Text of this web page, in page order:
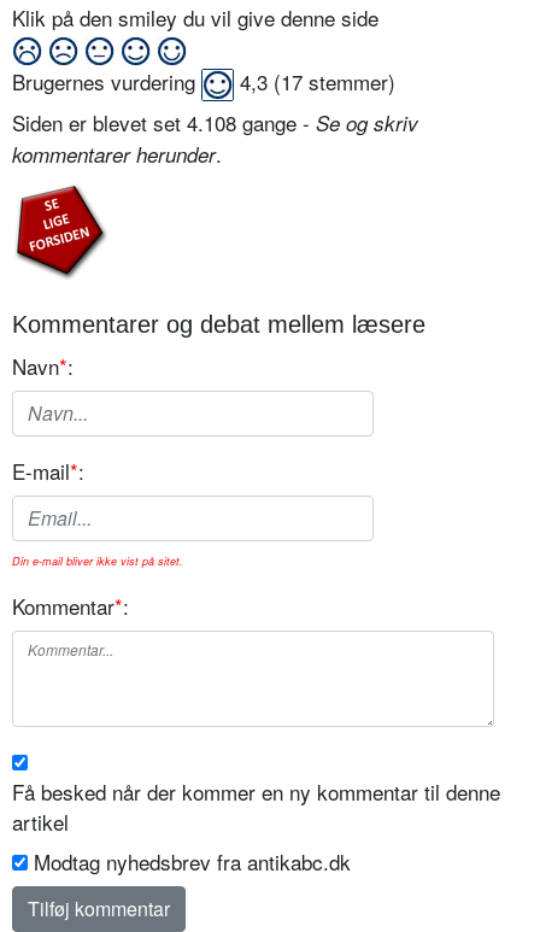
Klik på den smiley du vil give denne side
Brugernes vurdering 4,3 (17 stemmer)
Siden er blevet set 4.108 gange - Se og skriv
kommentarer herunder.
Kommentarer og debat mellem læsere
Navn*:
E-mail*:
Din e-mail bliver ikke vist på sitet.
Kommentar*:
Få besked når der kommer en ny kommentar til denne
artikel
Modtag nyhedsbrev fra antikabc.dk